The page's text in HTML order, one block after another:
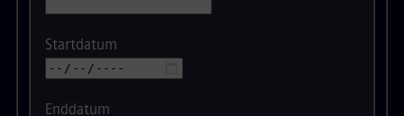
Startdatum
Enddatum